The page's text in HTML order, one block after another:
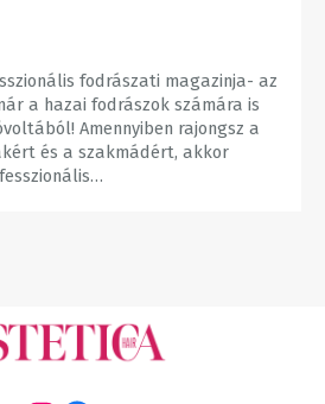
fodrászati magazinja- az
a hazai fodrászok számára is
Amennyiben rajongsz a
és a szakmádért, akkor